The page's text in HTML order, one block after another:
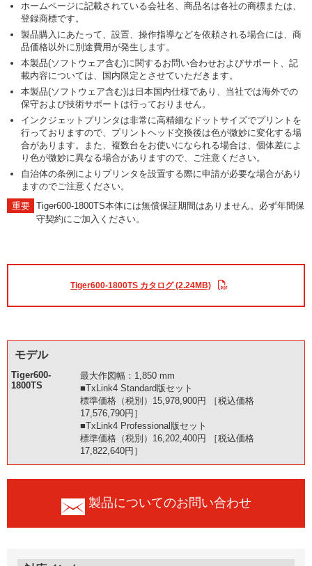
ホームページに記載されている会社名、商品名は各社の商標または、
登録商標です。
製品購入にあたって、設置、操作指導などを依頼される場合には、商
品価格以外に別途費用が発生します。
本製品(ソフトウェア含む)に関するお問い合わせおよびサポート、記
載内容については、国内限定とさせていただきます。
本製品(ソフトウェア含む)は日本国内仕様であり、当社では海外での
保守および技術サポートは行っておりません。
インクジェットプリンタは非常に高精細なドットサイズでプリントを
行っておりますので、プリントヘッド交換後は色が微妙に変化する場
合があります。また、複数台をお使いになられる場合は、個体差によ
り色が微妙に異なる場合がありますので、ご注意ください。
自治体の条例によりプリンタを設置する際に申請が必要な場合があり
ますのでご注意ください。
Tiger600-1800TS本体には無償保証期間はありません。必ず年間保
守契約にご加入ください。
Tiger600-1800TS カタログ (2.24MB)
モデル
Tiger600-
1800TS
最大作図幅：1,850 mm
■TxLink4 Standard版セット
標準価格（税別）15,978,900円 ［税込価格
17,576,790円］
■TxLink4 Professional版セット
標準価格（税別）16,202,400円 ［税込価格
17,822,640円］
製品についてのお問い合わせ